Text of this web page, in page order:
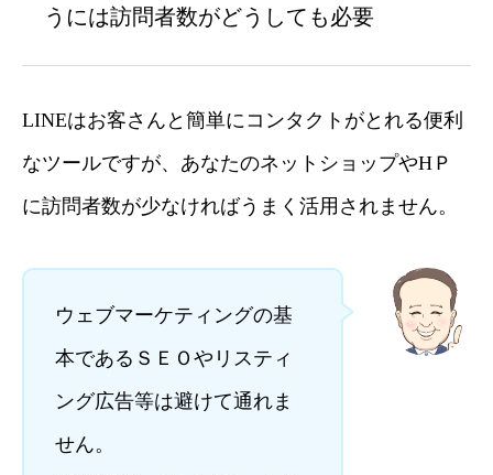
うには訪問者数がどうしても必要
LINEはお客さんと簡単にコンタクトがとれる便利
なツールですが、あなたのネットショップやHＰ
に訪問者数が少なければうまく活用されません。
ウェブマーケティングの基
本であるＳＥＯやリスティ
ング広告等は避けて通れま
せん。